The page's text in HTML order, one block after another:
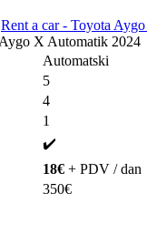
Rent a car - Toyota
Automatski
5
4
1
✔️
18€ + PDV / dan
350€